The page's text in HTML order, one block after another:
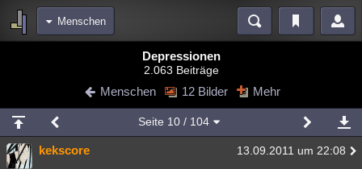
Menschen
Blogs Videos
Chat Wiki Neuigkeiten
meine Rubriken
Menschen Wissenschaft Mystery Kriminalfälle
Depressionen
2.063 Beiträge
Menschen 12 Bilder Mehr
Seite 10/ 104
kekscore 13.09.2011 um 22:08